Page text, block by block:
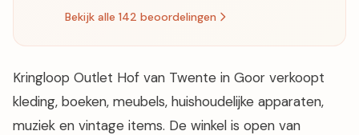
Bekijk alle 142 beoordelingen
Kringloop Outlet Hof van Twente in Goor verkoopt
kleding, boeken, meubels, huishoudelijke apparaten,
muziek en vintage items. De winkel is open van